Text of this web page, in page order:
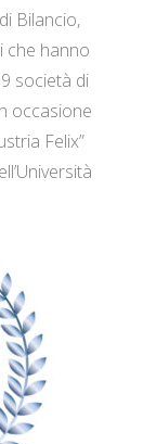
Bilancio,
che hanno
società di
occasione
Felix”